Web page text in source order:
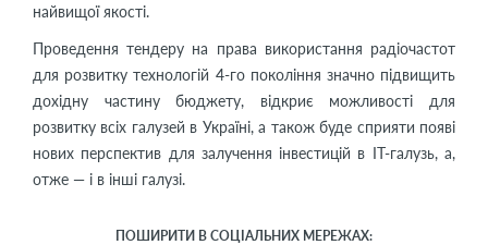
найвищої якості.
Проведення тендеру на права використання радіочастот
для розвитку технологій 4-го покоління значно підвищить
дохідну частину бюджету, відкриє можливості для
розвитку всіх галузей в Україні, а також буде сприяти появі
нових перспектив для залучення інвестицій в IT-галузь, а,
отже — і в інші галузі.
ПОШИРИТИ В СОЦІАЛЬНИХ МЕРЕЖАХ: